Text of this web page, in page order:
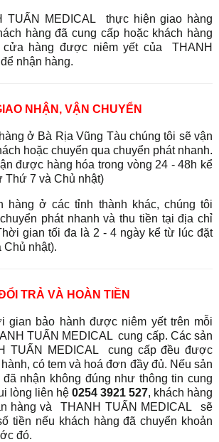
TUẤN MEDICAL
thực hiện giao hàng
hàng đã cung cấp hoặc khách hàng
hàng được niêm yết của
THANH
để nhận hàng.
NHẬN, VẬN CHUYỂN
ở Bà Rịa Vũng Tàu chúng tôi sẽ vận
hoặc chuyển qua chuyển phát nhanh.
được hàng hóa trong vòng 24 - 48h kể
Thứ 7 và Chủ nhật)
ở các tỉnh thành khác, chúng tôi
phát nhanh và thu tiền tại địa chỉ
gian tối đa là 2 - 4 ngày kể từ lúc đặt
Chủ nhật).
TRẢ VÀ HOÀN TIỀN
gian bảo hành được niêm yết trên mỗi
TUẤN MEDICAL cung cấp. Các sản
TUẤN MEDICAL
cung cấp đều được
có tem và hoá đơn đầy đủ. Nếu sản
đã nhận không đúng như thông tin cung
lòng liên hệ0254 3921 527, khách hàng
hàng và
THANH TUẤN MEDICAL
sẽ
tiền nếu khách hàng đã chuyển khoản
đó.